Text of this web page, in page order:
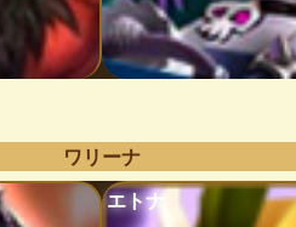
ワリーナ
エトナ